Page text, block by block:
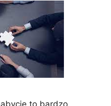
to bardzo